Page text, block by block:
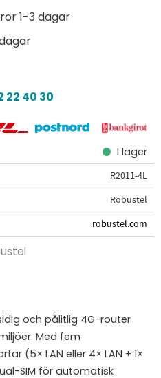
1-3 dagar
22 40 30
I lager
R2011-4L
Robustel
robustel.com
och pålitlig 4G-router
Med fem
(5× LAN eller 4× LAN + 1×
SIM för automatisk